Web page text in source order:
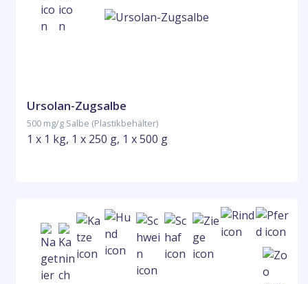
Ursolan-Zugsalbe
500 mg/g Salbe (Plastikbehälter)
1 x 1 kg, 1 x 250 g, 1 x 500 g